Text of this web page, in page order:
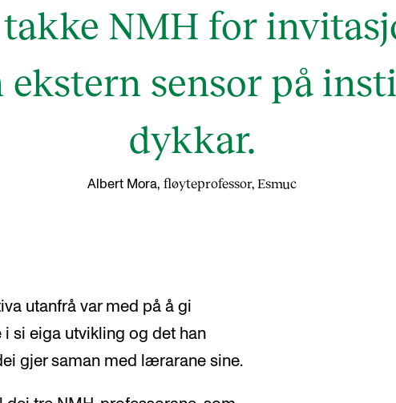
NMH for
ekstern sensor på
dykkar.
Albert Mora, fløyteprofessor, Esmuc
utanfrå var med på å gi
si eiga utvikling og det han
gjer saman med lærarane sine.